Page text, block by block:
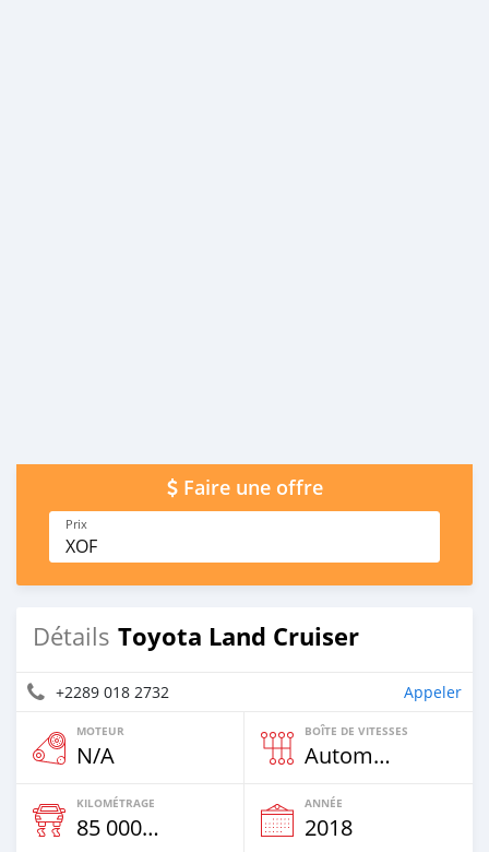
Faire une offre
Prix
XOF
Détails Toyota Land Cruiser
+2289 018 2732 Appeler
MOTEUR
N/A
BOÎTE DE VITESSES
Automatique
KILOMÉTRAGE
85 000 Km
ANNÉE
2018